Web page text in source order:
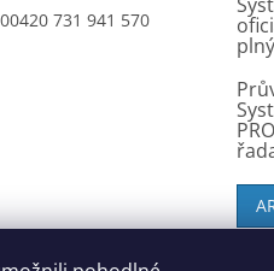
00420 731 941 570